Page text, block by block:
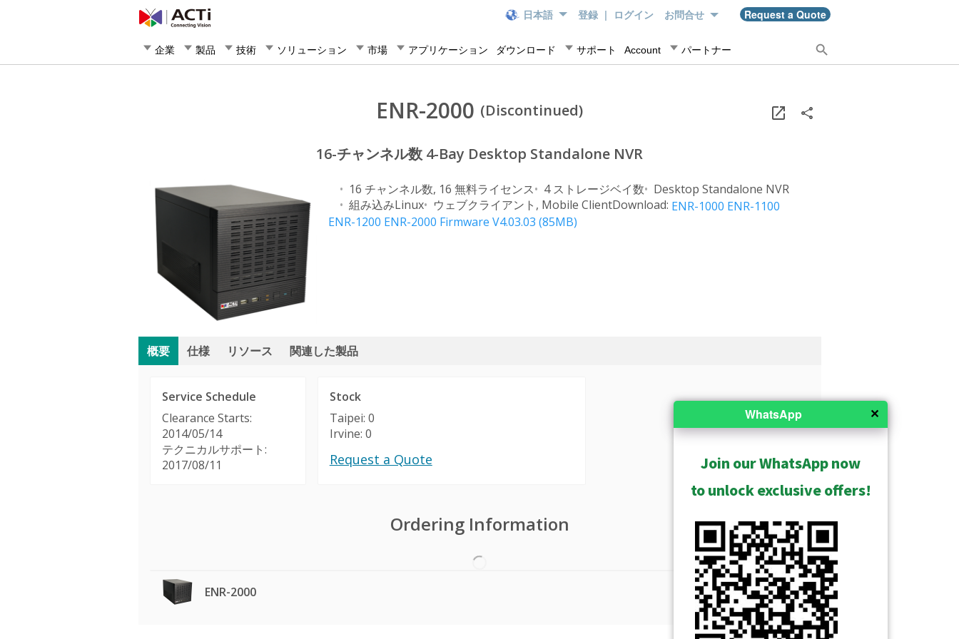
日本語 登録 | ログイン お問合せ Request a Quote
企業 製品 技術 ソリューション 市場 アプリケーション ダウンロード サポート Account パートナー
ENR-2000 (Discontinued)
16-チャンネル数 4-Bay Desktop Standalone NVR
16 チャンネル数, 16 無料ライセンス 4 ストレージベイ数
Desktop Standalone NVR
組み込みLinux
ウェブクライアント, Mobile ClientDownload: ENR-1000 ENR-1100
ENR-1200 ENR-2000 Firmware V4.03.03 (85MB)
概要 仕様 リソース 関連した製品
Service Schedule
Clearance Starts:
2014/05/14
テクニカルサポート:
2017/08/11
Stock
Taipei: 0
Irvine: 0
Request a Quote
Ordering Information
ENR-2000
✕
WhatsApp
Join our WhatsApp now
to unlock exclusive offers!